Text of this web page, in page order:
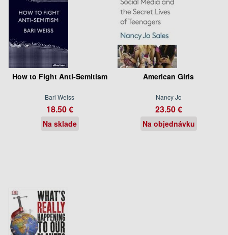
How to Fight Anti-Semitism
Bari Weiss
18.50 €
Na sklade
American Girls
Nancy Jo
23.50 €
Na objednávku